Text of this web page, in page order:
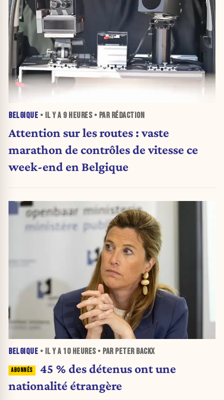
BELGIQUE • IL Y A 9 HEURES• PAR RÉDACTION
Attention sur les routes : vaste
marathon de contrôles de vitesse ce
week-end en Belgique
BELGIQUE • IL Y A 10 HEURES• PAR PETER BACKX
45 % des détenus ont une
nationalité étrangère